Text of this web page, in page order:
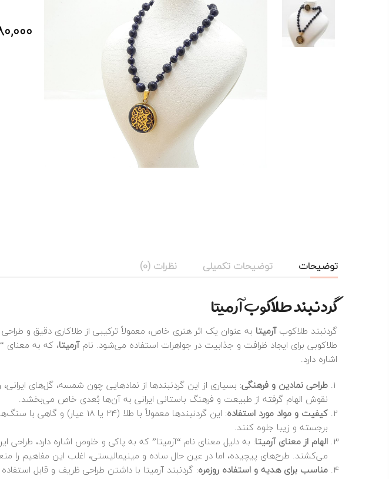
توضیحات توضیحات تکمیلی نظرات (0)
گردنبند طلاکوب آرمیتا
گردنبند طلاکوبآرمیتا به عنوان یک اثر هنری خاص، معمولاً ترکیبی از طلاکاری دقیق و
طلاکوبی برای ایجاد ظرافت و جذابیت در جواهرات استفاده می‌شود. نامآرمیتا، که به معنای
اشاره دارد.
طراحی نمادین و فرهنگی: بسیاری از این گردنبندها از نمادهایی چون شمسه، گل‌های
نقوش الهام گرفته از طبیعت و فرهنگ باستانی ایرانی به آن‌ها بُعدی خاص می‌بخشد.
کیفیت و مواد مورد استفاده
: این گردنبندها معمولاً با
برجسته و زیبا جلوه کنند.
الهام از معنای آرمیتا: به دلیل معنای نام “آرمیتا” که به پاکی و خلوص اشاره دارد،
می‌کشند. طرح‌های پیچیده، اما در عین حال ساده و مینیمالیستی، اغلب این مفاهیم را
مناسب برای هدیه و استفاده روزمره: گردنبند آرمیتا با داشتن طراحی ظریف و قابل